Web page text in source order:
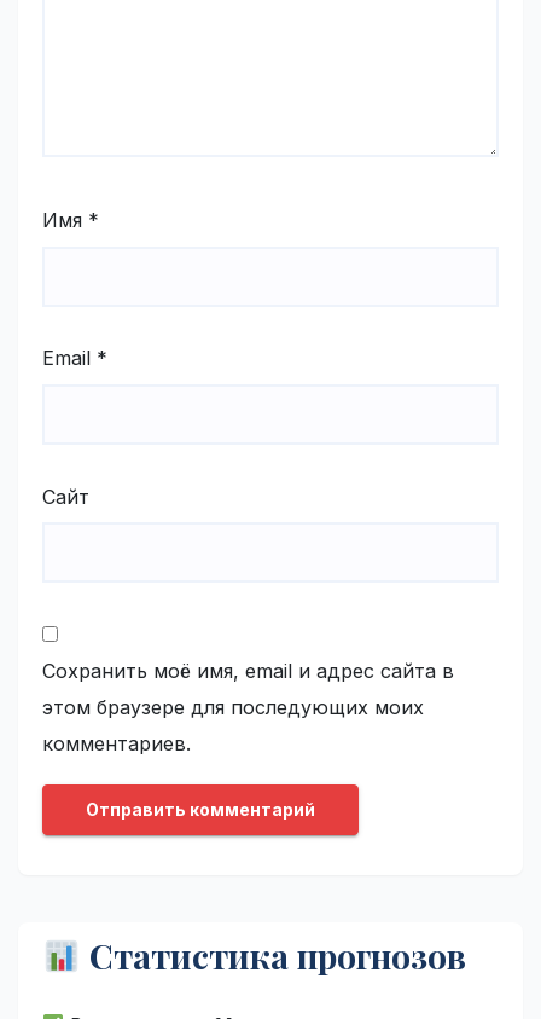
Имя *
Email *
Сайт
Сохранить моё имя, email и адрес сайта в
этом браузере для последующих моих
комментариев.
Статистика прогнозов